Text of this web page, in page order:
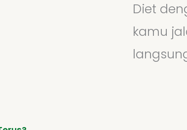
Diet
kamu